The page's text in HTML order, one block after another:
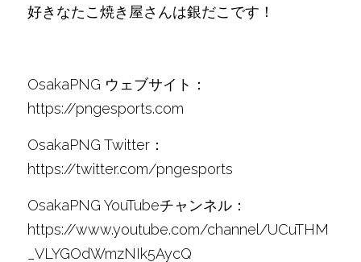
好きなたこ焼き屋さんは銀だこです！
OsakaPNG ウェブサイト：
https://pngesports.com
OsakaPNG Twitter：
https://twitter.com/pngesports
OsakaPNG YouTubeチャンネル：
https://www.youtube.com/channel/UCuTHM
_VLYGOdWmzNIk5AycQ